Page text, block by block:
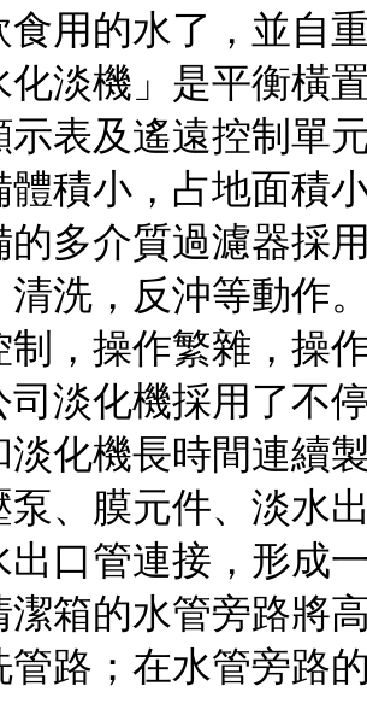
食用的水了，並自
化淡機」是平衡橫
示表及遙遠控制單
體積小，占地面積
的多介質過濾器採
清洗，反沖等動作
制，操作繁雜，操
司淡化機採用了不
淡化機長時間連續
泵、膜元件、淡水
出口管連接，形成
潔箱的水管旁路將
管路；在水管旁